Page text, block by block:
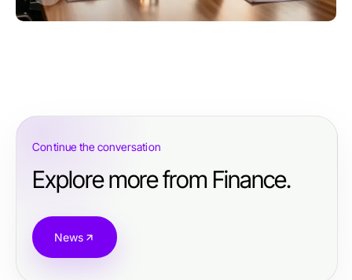
Continue the conversation
Explore more from Finance.
News